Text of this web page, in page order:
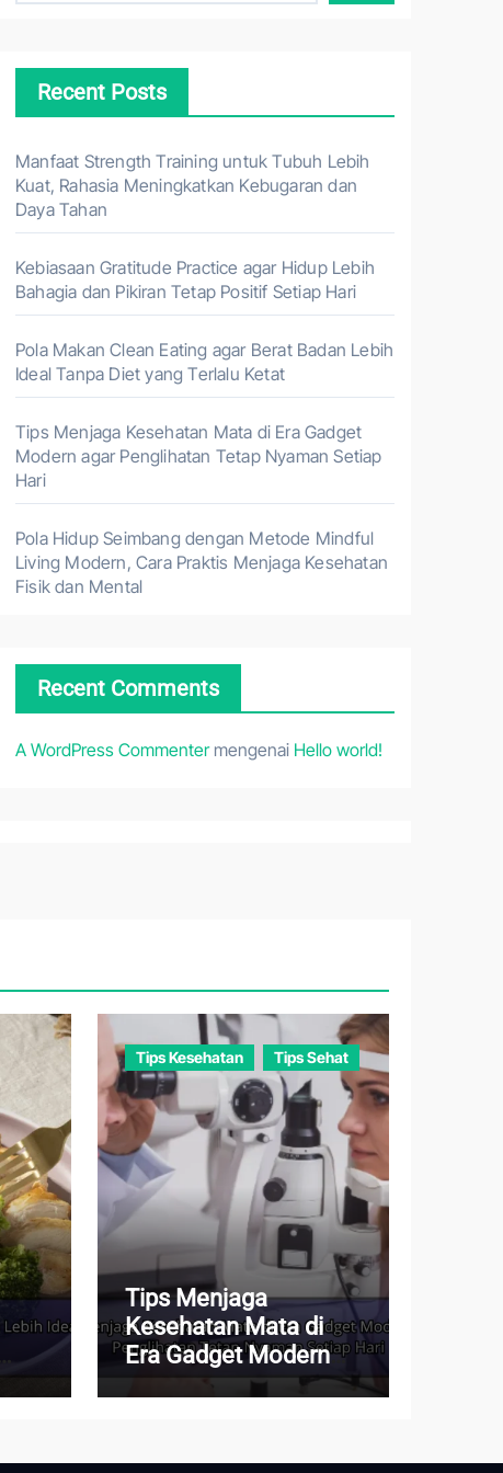
Recent Posts
Manfaat Strength Training untuk Tubuh Lebih
Kuat, Rahasia Meningkatkan Kebugaran dan
Daya Tahan
Kebiasaan Gratitude Practice agar Hidup Lebih
Bahagia dan Pikiran Tetap Positif Setiap Hari
Pola Makan Clean Eating agar Berat Badan Lebih
Ideal Tanpa Diet yang Terlalu Ketat
Tips Menjaga Kesehatan Mata di Era Gadget
Modern agar Penglihatan Tetap Nyaman Setiap
Hari
Pola Hidup Seimbang dengan Metode Mindful
Living Modern, Cara Praktis Menjaga Kesehatan
Fisik dan Mental
Recent Comments
A WordPress Commentermengenai Hello world!
Tips Kesehatan Tips Sehat
Tips Menjaga
Kesehatan Mata di
Era Gadget Modern
agar Penglihatan